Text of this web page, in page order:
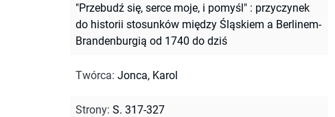
"Przebudź się, serce moje, i pomyśl" : przyczynek
do historii stosunków między Śląskiem a Berlinem-
Brandenburgią od 1740 do dziś
Twórca: Jonca, Karol
Strony: S. 317-327